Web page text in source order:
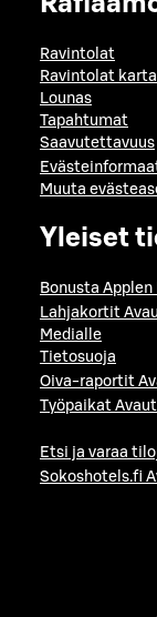
Ravintolat
Ravintolat
Lounas
Tapahtumat
Saavutettavuus
Muuta
Yleiset
Bonusta
Lahjakortit
Medialle
Tietosuoja
Oiva-raportit
Työpaikat
Etsi ja varaa
Sokoshotels.fi